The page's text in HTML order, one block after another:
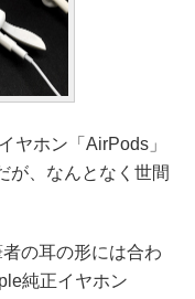
ヤホン「AirPods」
が、なんとなく世間
の耳の形には合わ
純正イヤホン